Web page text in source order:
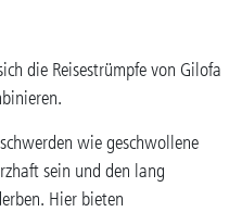
die Reisestrümpfe von Gilofa
wie geschwollene
sein und den lang
Hier bieten